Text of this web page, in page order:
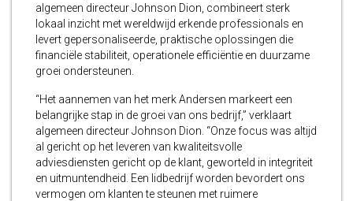
algemeen directeur Johnson Dion, combineert sterk
lokaal inzicht met wereldwijd erkende professionals en
levert gepersonaliseerde, praktische oplossingen die
financiële stabiliteit, operationele efficiëntie en duurzame
groei ondersteunen.
“Het aannemen van het merk Andersen markeert een
belangrijke stap in de groei van ons bedrijf,” verklaart
algemeen directeur Johnson Dion. “Onze focus was altijd
al gericht op het leveren van kwaliteitsvolle
adviesdiensten gericht op de klant, geworteld in integriteit
en uitmuntendheid. Een lidbedrijf worden bevordert ons
vermogen om klanten te steunen met ruimere